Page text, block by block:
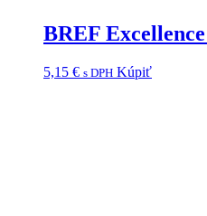
BREF
5,15 € s DPH Kúpiť